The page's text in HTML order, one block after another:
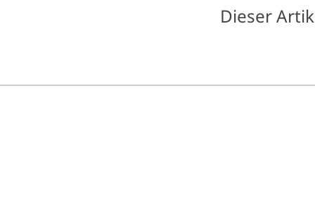
Dieser